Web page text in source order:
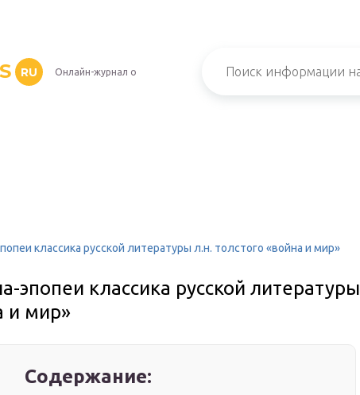
RU Онлайн-журнал о
классика русской литературы л.н. толстого «война и мир»
эпопеи классика русской литературы
и мир»
Содержание: